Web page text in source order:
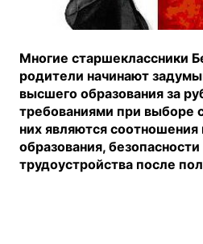
Многие старшеклассники
родители начинают
высшего образования за
требованиями при выборе
них являются соотношения
образования,
трудоустройства после